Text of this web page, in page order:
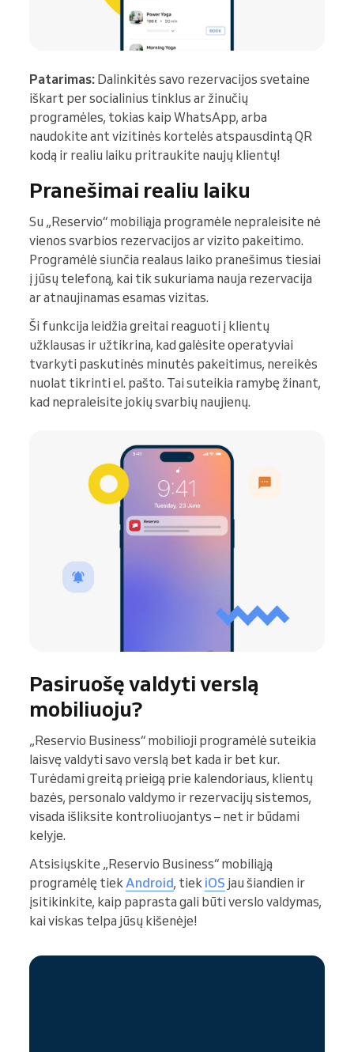
Patarimas: Dalinkitės savo rezervacijos svetaine
iškart per socialinius tinklus ar žinučių
programėles, tokias kaip WhatsApp, arba
naudokite ant vizitinės kortelės atspausdintą QR
kodą ir realiu laiku pritraukite naujų klientų!
Pranešimai realiu laiku
Su „Reservio“ mobiliąja programėle nepraleisite nė
vienos svarbios rezervacijos ar vizito pakeitimo.
Programėlė siunčia realaus laiko pranešimus tiesiai
į jūsų telefoną, kai tik sukuriama nauja rezervacija
ar atnaujinamas esamas vizitas.
Ši funkcija leidžia greitai reaguoti į klientų
užklausas ir užtikrina, kad galėsite operatyviai
tvarkyti paskutinės minutės pakeitimus, nereikės
nuolat tikrinti el. pašto. Tai suteikia ramybę žinant,
kad nepraleisite jokių svarbių naujienų.
Pasiruošę valdyti verslą
mobiliuoju?
„Reservio Business“ mobilioji programėlė suteikia
laisvę valdyti savo verslą bet kada ir bet kur.
Turėdami greitą prieigą prie kalendoriaus, klientų
bazės, personalo valdymo ir rezervacijų sistemos,
visada išliksite kontroliuojantys – net ir būdami
kelyje.
Atsisiųskite „Reservio Business“ mobiliąją
programėlę tiekAndroid, tiek iOS jau šiandien ir
įsitikinkite, kaip paprasta gali būti verslo valdymas,
kai viskas telpa jūsų kišenėje!